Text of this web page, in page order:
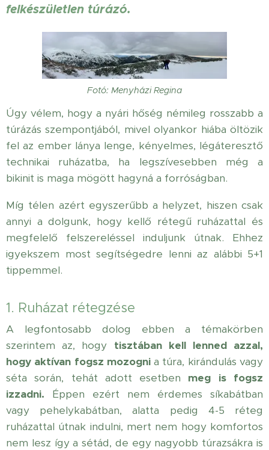
felkészületlen túrázó.
Fotó: Menyházi Regina
Úgy vélem, hogy a nyári hőség némileg rosszabb a
túrázás szempontjából, mivel olyankor hiába öltözik
fel az ember lánya lenge, kényelmes, légáteresztő
technikai ruházatba, ha legszívesebben még a
bikinit is maga mögött hagyná a forróságban.
Míg télen azért egyszerűbb a helyzet, hiszen csak
annyi a dolgunk, hogy kellő rétegű ruházattal és
megfelelő felszereléssel induljunk útnak. Ehhez
igyekszem most segítségedre lenni az alábbi 5+1
tippemmel.
1. Ruházat rétegzése
A legfontosabb dolog ebben a témakörben
szerintem az, hogy tisztában kell lenned azzal,
hogy aktívan fogsz mozognia túra, kirándulás vagy
séta során, tehát adott esetben meg is fogsz
izzadni. Éppen ezért nem érdemes síkabátban
vagy pehelykabátban, alatta pedig 4-5 réteg
ruházattal útnak indulni, mert nem hogy komfortos
nem lesz így a sétád, de egy nagyobb túrazsákra is